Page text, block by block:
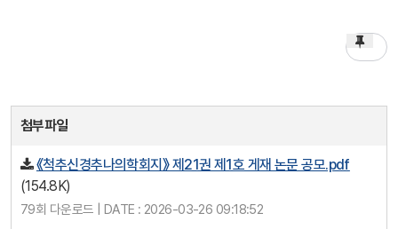
첨부파일
《척추신경추나의학회지》 제21권 제1호 게재 논문 공모.pdf
(154.8K)
79회 다운로드 | DATE : 2026-03-26 09:18:52